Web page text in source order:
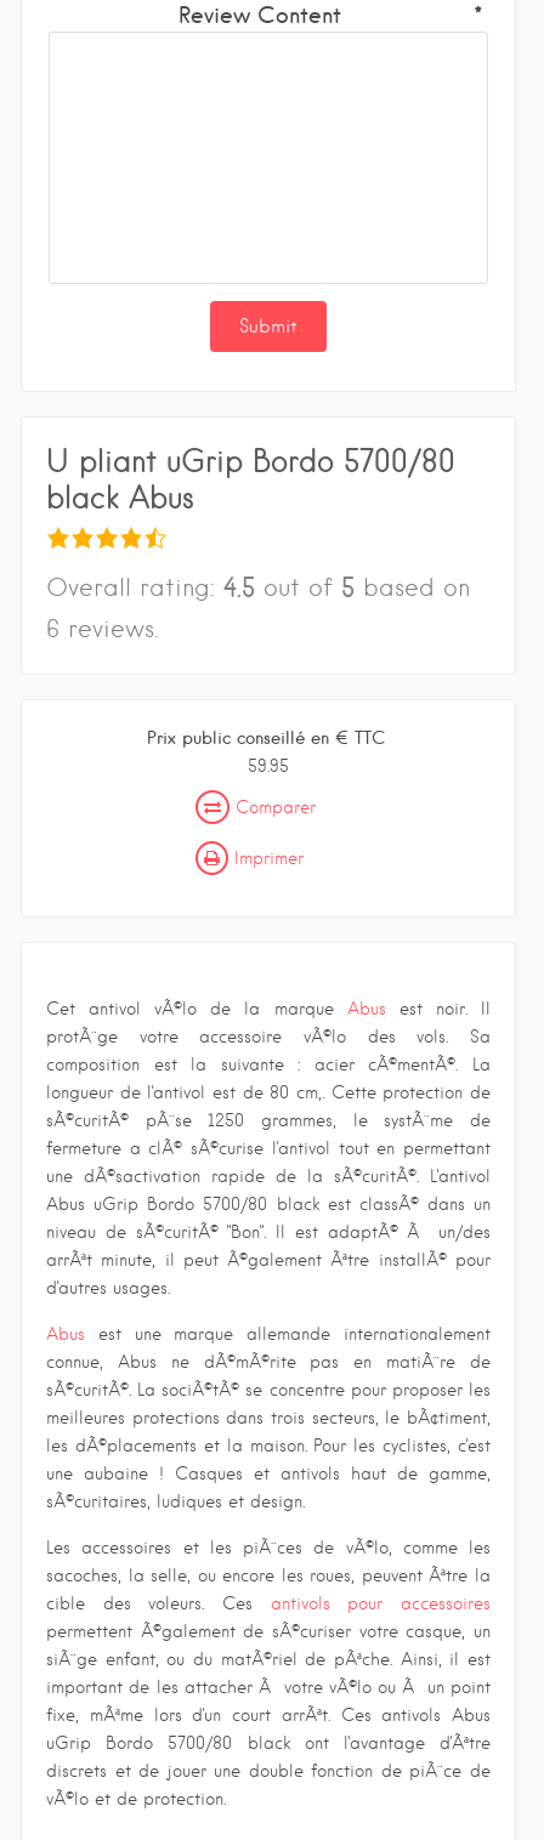
Review Content
U pliant uGrip Bordo 5700/80
black Abus
Overall rating: 4.5 out of 5 based on
6 reviews.
Prix public conseillé en € TTC
59.95
Comparer
Imprimer
Cet antivol vÃ©lo de la marque Abus est noir. Il
protÃ¨ge votre accessoire vÃ©lo des vols. Sa
composition est la suivante : acier cÃ©mentÃ©. La
longueur de l'antivol est de 80 cm,. Cette protection de
sÃ©curitÃ© pÃ¨se 1250 grammes, le systÃ¨me de
fermeture a clÃ© sÃ©curise l'antivol tout en permettant
une dÃ©sactivation rapide de la sÃ©curitÃ©. L'antivol
Abus uGrip Bordo 5700/80 black est classÃ© dans un
niveau de sÃ©curitÃ© "Bon". Il est adaptÃ© Ã un/des
arrÃªt minute, il peut Ã©galement Ãªtre installÃ© pour
d'autres usages.
Abus est une marque allemande internationalement
connue, Abus ne dÃ©mÃ©rite pas en matiÃ¨re de
sÃ©curitÃ©. La sociÃ©tÃ© se concentre pour proposer les
meilleures protections dans trois secteurs, le bÃ¢timent,
les dÃ©placements et la maison. Pour les cyclistes, c'est
une aubaine ! Casques et antivols haut de gamme,
sÃ©curitaires, ludiques et design.
Les accessoires et les piÃ¨ces de vÃ©lo, comme les
sacoches, la selle, ou encore les roues, peuvent Ãªtre la
cible des voleurs. Ces antivols pour accessoires
permettent Ã©galement de sÃ©curiser votre casque, un
siÃ¨ge enfant, ou du matÃ©riel de pÃªche. Ainsi, il est
important de les attacher Ã votre vÃ©lo ou Ã un point
fixe, mÃªme lors d'un court arrÃªt. Ces antivols Abus
uGrip Bordo 5700/80 black ont l'avantage d'Ãªtre
discrets et de jouer une double fonction de piÃ¨ce de
vÃ©lo et de protection.